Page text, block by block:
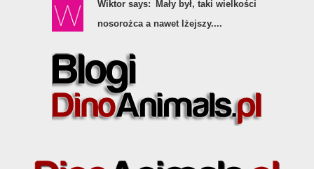
Wiktor says:
Mały był, taki wielkości
nosorożca a nawet lżejszy....